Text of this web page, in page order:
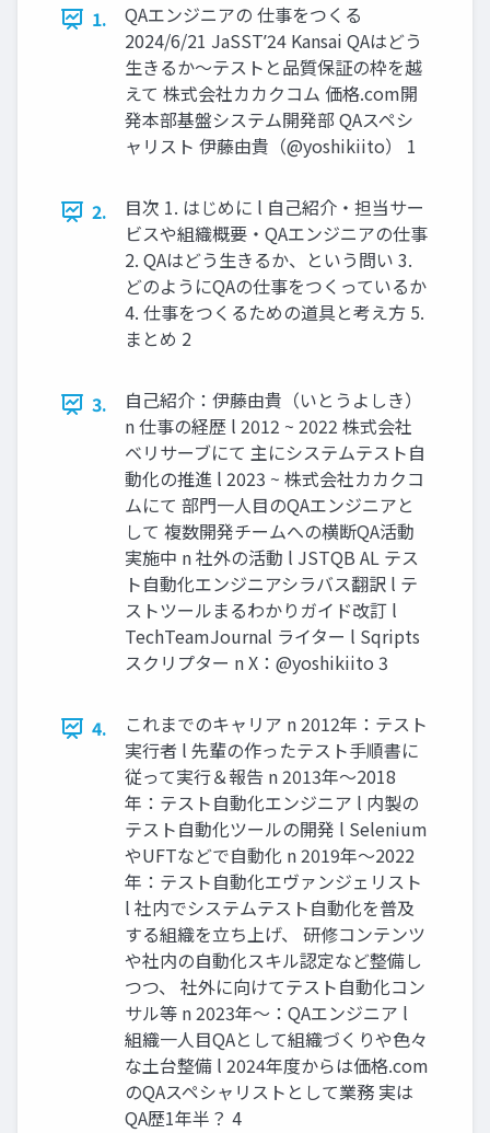
1.
QAエンジニアの 仕事をつくる
2024/6/21 JaSSTʼ24 Kansai QAはどう
生きるか〜テストと品質保証の枠を越
えて 株式会社カカクコム 価格.com開
発本部基盤システム開発部 QAスペシ
ャリスト 伊藤由貴（@yoshikiito） 1
2.
目次 1. はじめに l 自己紹介・担当サー
ビスや組織概要・QAエンジニアの仕事
2. QAはどう生きるか、という問い 3.
どのようにQAの仕事をつくっているか
4. 仕事をつくるための道具と考え方 5.
まとめ 2
3.
自己紹介：伊藤由貴（いとうよしき）
n 仕事の経歴 l 2012 ~ 2022 株式会社
ベリサーブにて 主にシステムテスト自
動化の推進 l 2023 ~ 株式会社カカクコ
ムにて 部門一人目のQAエンジニアと
して 複数開発チームへの横断QA活動
実施中 n 社外の活動 l JSTQB AL テス
ト自動化エンジニアシラバス翻訳 l テ
ストツールまるわかりガイド改訂 l
TechTeamJournal ライター l Sqripts
スクリプター n X：@yoshikiito 3
4.
これまでのキャリア n 2012年：テスト
実行者 l 先輩の作ったテスト手順書に
従って実行＆報告 n 2013年〜2018
年：テスト自動化エンジニア l 内製の
テスト自動化ツールの開発 l Selenium
やUFTなどで自動化 n 2019年〜2022
年：テスト自動化エヴァンジェリスト
l 社内でシステムテスト自動化を普及
する組織を立ち上げ、 研修コンテンツ
や社内の自動化スキル認定など整備し
つつ、 社外に向けてテスト自動化コン
サル等 n 2023年〜：QAエンジニア l
組織一人目QAとして組織づくりや色々
な土台整備 l 2024年度からは価格.com
のQAスペシャリストとして業務 実は
QA歴1年半？ 4